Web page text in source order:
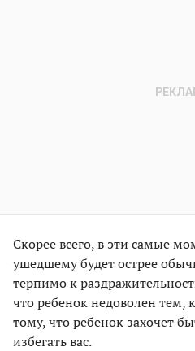
Скорее всего, в эти самые
ушедшему будет острее
терпимо к
что ребенок недоволен тем,
тому, что ребенок захочет
избегать вас.